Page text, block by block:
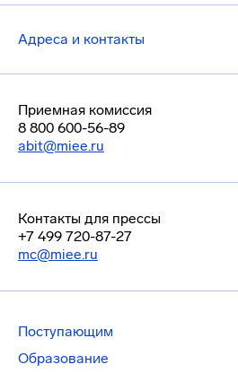
Адреса и контакты
Приемная комиссия
8 800 600-56-89
abit@miee.ru
Контакты для прессы
+7 499 720-87-27
mc@miee.ru
Поступающим
Образование